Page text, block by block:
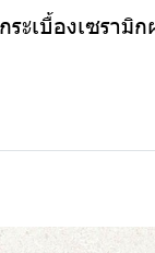
กระเบื้องเซรามิ